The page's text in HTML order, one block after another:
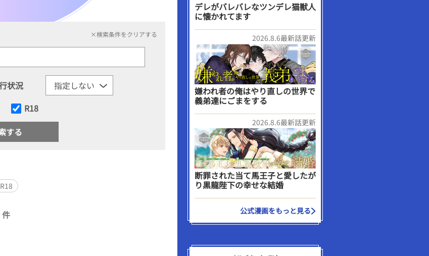
×検索条件をクリアする
状況
R18
R18
件
デレがバレバレなツンデレ猫獣人
に懐かれてます
2026.8.6最新話更新
嫌われ者の俺はやり直しの世界で
義弟達にごまをする
2026.8.6最新話更新
断罪された当て馬王子と愛したが
り黒龍陛下の幸せな結婚
公式漫画をもっと見る